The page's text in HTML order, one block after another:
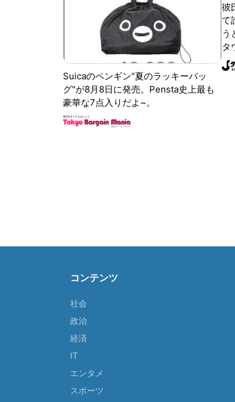
Suicaのペンギン"夏のラッキーバッ
グ"が8月8日に発売。Pensta史上最も
豪華な7点入りだよ~。
彼
て
う
タ
コンテンツ
社会
政治
経済
IT
エンタメ
スポーツ